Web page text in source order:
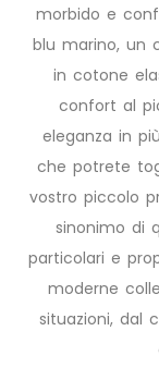
morbido e
blu marino, un
in cotone
confort al
eleganza in
che potrete
vostro piccolo
sinonimo di
particolari e
moderne
situazioni, dal